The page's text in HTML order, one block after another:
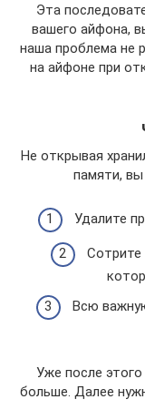
Эта
вашего айфона,
наша проблема не
на айфоне при
Не открывая
памяти,
Удалите
Сотрите
Всю
Уже после
больше. Далее